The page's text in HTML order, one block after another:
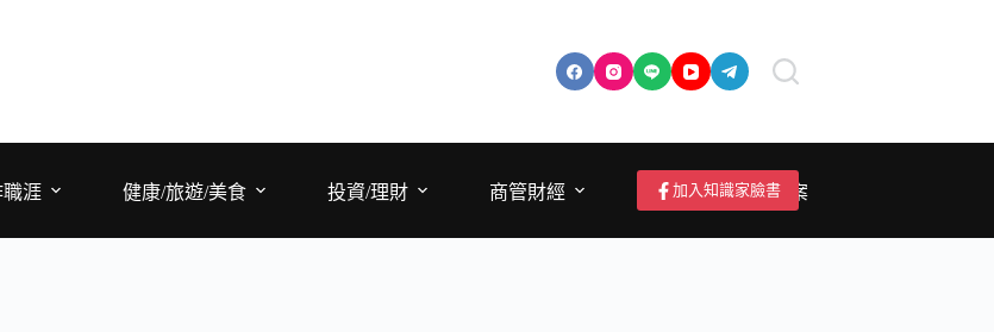
職涯 健康/旅遊/美食 投資/理財 商管財經 成為作者/投稿/提案
加入知識家臉書